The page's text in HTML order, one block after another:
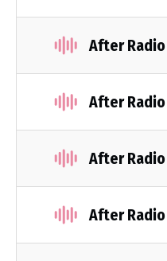
After
After
After
After